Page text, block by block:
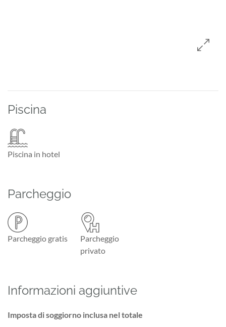
Piscina
Piscina in hotel
Parcheggio
Parcheggio gratis
Parcheggio
privato
Informazioni aggiuntive
Imposta di soggiorno inclusa nel totale